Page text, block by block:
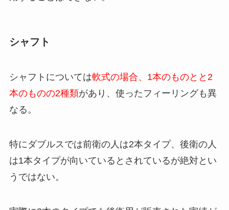
シャフト
シャフトについては軟式の場合、1本のものとと2
本のものの2種類があり、使ったフィーリングも異
なる。
特にダブルスでは前衛の人は2本タイプ、後衛の人
は1本タイプが向いているとされているが絶対とい
うではない。